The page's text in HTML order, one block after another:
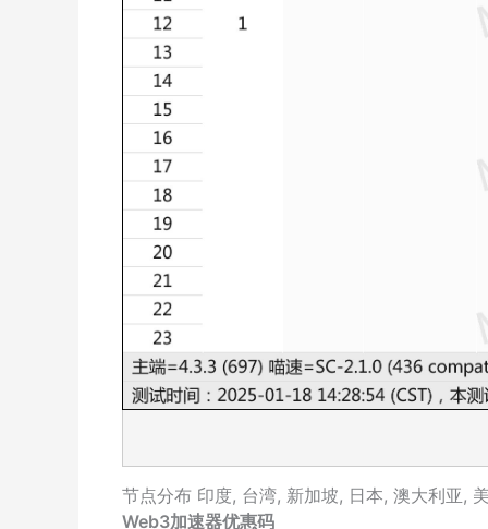
节点分布 印度, 台湾, 新加坡, 日本, 澳大利亚,
Web3加速器优惠码